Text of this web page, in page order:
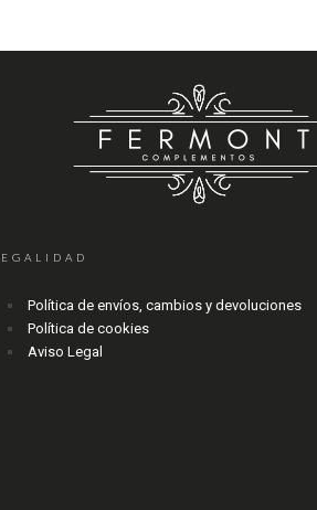
Política de envíos, cambios y devoluciones
Política de cookies
Aviso Legal